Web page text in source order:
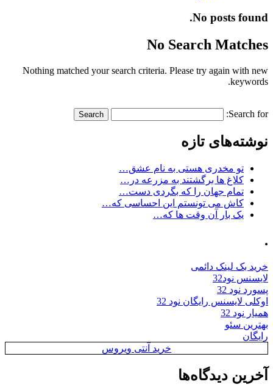
No posts found.
No Search Matches
Nothing matched your search criteria. Please try again with new
keywords.
Search for:
نوشته‌های تازه
تو مخدری هستی به نام عشق…
کلاغ ها برگشتند به مزرعه در…
تمام جهان را که بگردی دست…
کاش می تونستم این احساسی که…
یک بار آن وقت ها که…
.
خرید بک لینک دائمی
لایسنس نود32
پسورد نود 32
اوکلی لایسنس رایگان نود 32
همیار نود 32
بهترین سئو
رایگان
خرید آنتی ویروس
آخرین دیدگاه‌ها